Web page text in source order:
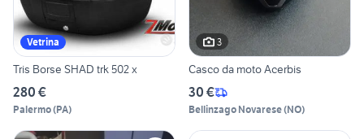
Vetrina
Tris Borse SHAD trk 502 x
280 €
Palermo(PA)
3
Casco da moto Acerbis
30 €
Bellinzago Novarese(NO)